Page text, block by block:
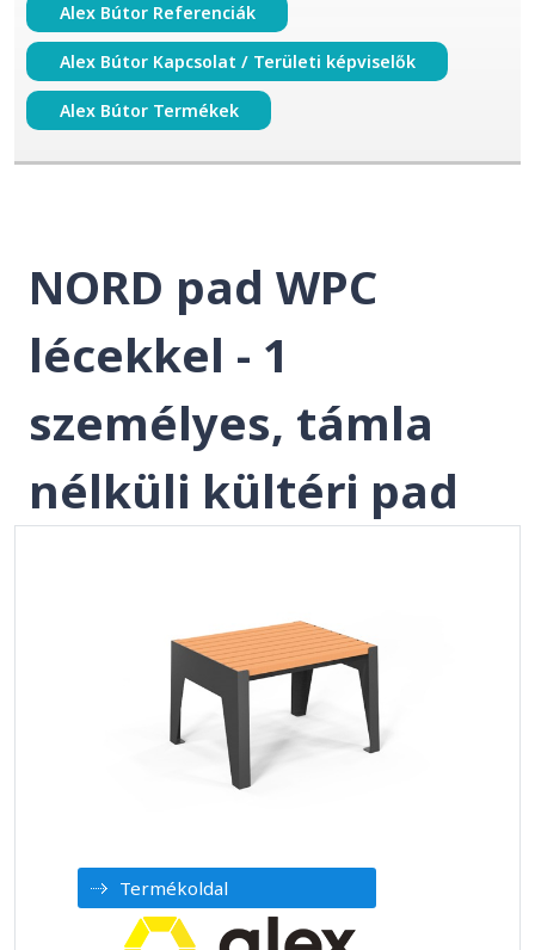
Alex Bútor Referenciák
Alex Bútor Kapcsolat / Területi képviselők
Alex Bútor Termékek
NORD pad WPC
lécekkel - 1
személyes, támla
nélküli kültéri pad
Termékoldal